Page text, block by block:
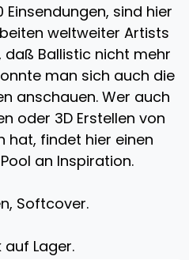
sind hier
weltweiter Artists
Ballistic nicht mehr
man sich auch die
anschauen. Wer auch
oder 3D Erstellen von
hat, findet hier einen
an Inspiration.
Softcover.
auf Lager.